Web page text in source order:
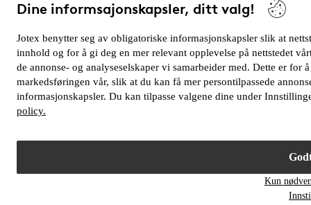
Dine informsajonskapsler, ditt valg!
Jotex benytter seg av obligatoriske informasjonskapsler slik at
innhold og for å gi deg en mer relevant opplevelse på nettstedet
de annonse- og analyseselskaper vi samarbeider med. Dette er
markedsføringen vår, slik at du kan få mer persontilpassede
informasjonskapsler. Du kan tilpasse valgene dine under
policy.
Kun